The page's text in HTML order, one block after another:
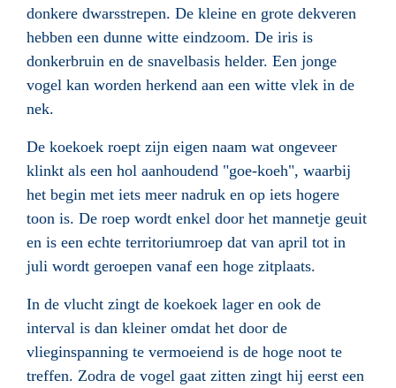
donkere dwarsstrepen. De kleine en grote dekveren
hebben een dunne witte eindzoom. De iris is
donkerbruin en de snavelbasis helder. Een jonge
vogel kan worden herkend aan een witte vlek in de
nek.
De koekoek roept zijn eigen naam wat ongeveer
klinkt als een hol aanhoudend "goe-koeh", waarbij
het begin met iets meer nadruk en op iets hogere
toon is. De roep wordt enkel door het mannetje geuit
en is een echte territoriumroep dat van april tot in
juli wordt geroepen vanaf een hoge zitplaats.
In de vlucht zingt de koekoek lager en ook de
interval is dan kleiner omdat het door de
vlieginspanning te vermoeiend is de hoge noot te
treffen. Zodra de vogel gaat zitten zingt hij eerst een